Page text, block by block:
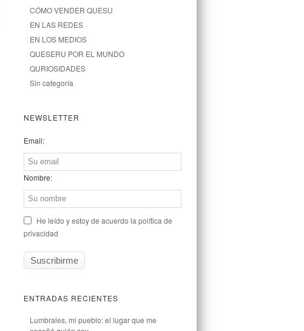
CÓMO VENDER QUESU
EN LAS REDES
EN LOS MEDIOS
QUESERU POR EL MUNDO
QURIOSIDADES
Sin categoría
NEWSLETTER
Email:
Nombre:
He leído y estoy de acuerdo la política de
privacidad
ENTRADAS RECIENTES
Lumbrales, mi pueblo: el lugar que me